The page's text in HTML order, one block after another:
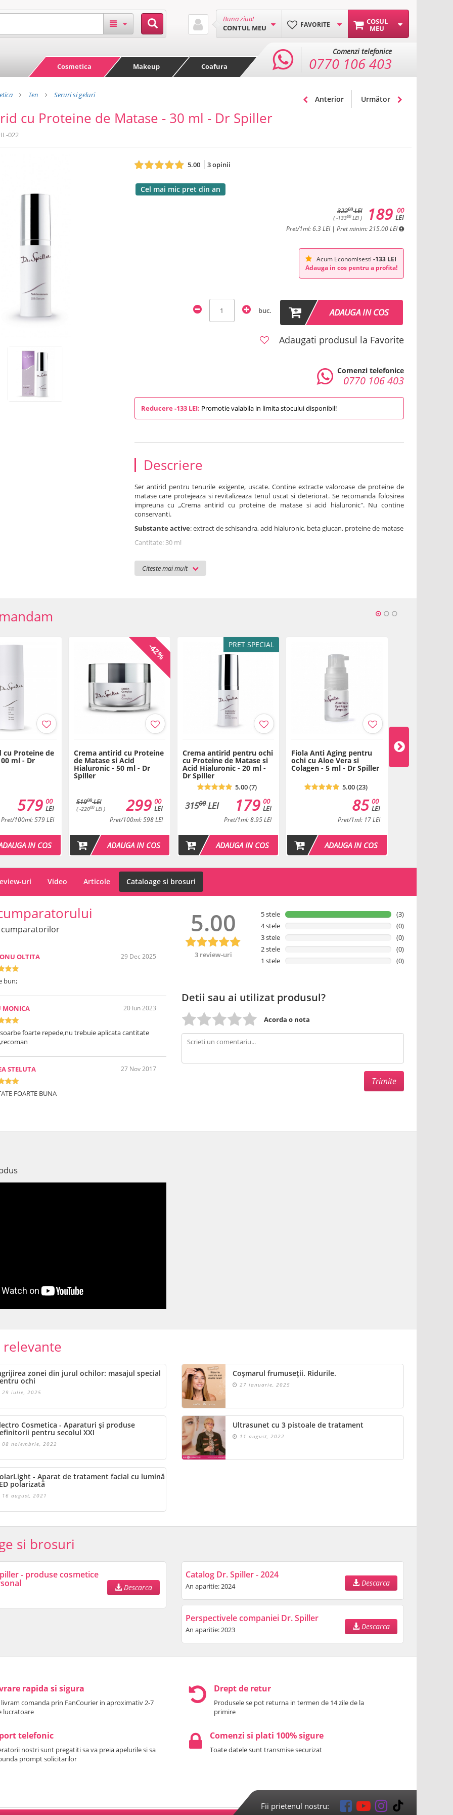
COSUL
MEU
FAVORITE
Buna ziua!
CONTUL MEU
Cosmetica Makeup Coafura
Comenzi telefonice
0770 106 403
Ten Seruri si geluri
cu Proteine de Matase - 30 ml - Dr Spiller
022
Anterior Următor
5.00 3 opinii
Cel mai mic pret din an
32200LEI
( -13300LEI )
00
LEI
189
Pret/1ml: 6.3 LEI | Pret minim: 215.00 LEI
Acum Economisesti -133 LEI
Adauga in cos pentru a profita!
buc. ADAUGA IN COS
Adaugati produsul la Favorite
Comenzi telefonice
0770 106 403
Reducere -133 LEI: Promotie valabila in limita stocului disponibil!
Descriere
Citeste mai mult
Ser antirid pentru tenurile exigente, uscate. Contine extracte valoroase de proteine de
matase care protejeaza si revitalizeaza tenul uscat si deteriorat. Se recomanda folosirea
impreuna cu „Crema antirid cu proteine de matase si acid hialuronic". Nu contine
conservanti.
Substante active: extract de schisandra, acid hialuronic, beta glucan, proteine de matase
Cantitate: 30 ml
Ingrediente: Aqua (Water), Pentylene Glycol, Sodium Hyaluronate, Schizandra
Sphenanthera Fruit Extract, Citrus Paradisi (Grapefruit) Peel Oil*, Hydrolyzed Silk, Xanthan
Gum, Citrus Aurantium Bergamia (Bergamot) Fruit Oil*, Citrus Aurantium Dulcis (Orange)
Disodium EDTA, Aroma (Essential Oils), Limonene*, Linalool*, Citronellol*, Geraniol*
Plan de tratament
Tratament pentru tenurile uscate, deshidratate, alipice
cu Proteine de
ml - Dr
00
LEI
579
Pret/100ml: 579 LEI
IN COS
-42%
Crema antirid cu Proteine
de Matase si Acid
Hialuronic - 50 ml - Dr
Spiller
51900LEI
( -22000LEI )
00
LEI
299
Pret/100ml: 598 LEI
ADAUGA IN COS
PRET SPECIAL
Crema antirid pentru ochi
cu Proteine de Matase si
Acid Hialuronic - 20 ml -
Dr Spiller
5.00 (7)
31500LEI 00
LEI
179
Pret/1ml: 8.95 LEI
ADAUGA IN COS
Fiola Anti Aging pentru
ochi cu Aloe Vera si
Colagen - 5 ml - Dr Spiller
5.00 (23)
00
LEI
85
Pret/1ml: 17 LEI
ADAUGA IN COS
Lotiune tonica
200 ml - Dr
uri Video Articole Cataloage si brosuri
cumparatorilor
OLTITA 29 Dec 2025
bun;
MONICA 20 Iun 2023
foarte repede,nu trebuie aplicata cantitate
STELUTA 27 Nov 2017
FOARTE BUNA
5.00
3 review-uri
5 stele
(3)
4 stele
(0)
3 stele
(0)
2 stele
(0)
1 stele
(0)
Detii sau ai utilizat produsul?
Acorda o nota
zonei din jurul ochilor: masajul special
ochi
29 iulie, 2025
Coșmarul frumuseții. Ridurile.
27 ianuarie, 2025
Cosmetica - Aparaturi și produse
pentru secolul XXI
08 noiembrie, 2022
Ultrasunet cu 3 pistoale de tratament
11 august, 2022
- Aparat de tratament facial cu lumină
polarizată
16 august, 2021
si brosuri
- produse cosmetice
Descarca
Catalog Dr. Spiller - 2024
An aparitie: 2024 Descarca
Perspectivele companiei Dr. Spiller
An aparitie: 2023 Descarca
rapida si sigura
livram comanda prin FanCourier in aproximativ 2-7
lucratoare
Drept de retur
Produsele se pot returna in termen de 14 zile de la
primire
telefonic
nostri sunt pregatiti sa va preia apelurile si sa
prompt solicitarilor
Comenzi si plati 100% sigure
Toate datele sunt transmise securizat
Fii prietenul nostru: